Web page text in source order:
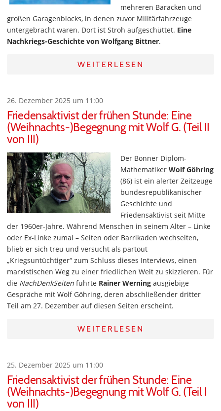
mehreren Baracken und
großen Garagenblocks, in denen zuvor Militärfahrzeuge
untergebracht waren. Dort ist Stroh aufgeschüttet. Eine
Nachkriegs-Geschichte von Wolfgang Bittner.
WEITERLESEN
26. Dezember 2025 um 11:00
Friedensaktivist der frühen Stunde: Eine
(Weihnachts-)Begegnung mit Wolf G. (Teil II
von III)
Der Bonner Diplom-
Mathematiker Wolf Göhring
(86) ist ein alerter Zeitzeuge
bundesrepublikanischer
Geschichte und
Friedensaktivist seit Mitte
der 1960er-Jahre. Während Menschen in seinem Alter – Linke
oder Ex-Linke zumal – Seiten oder Barrikaden wechselten,
blieb er sich treu und versucht als partout
„Kriegsuntüchtiger“ zum Schluss dieses Interviews, einen
marxistischen Weg zu einer friedlichen Welt zu skizzieren. Für
die NachDenkSeiten führte Rainer Werning ausgiebige
Gespräche mit Wolf Göhring, deren abschließender dritter
Teil am 27. Dezember auf diesen Seiten erscheint.
WEITERLESEN
25. Dezember 2025 um 11:00
Friedensaktivist der frühen Stunde: Eine
(Weihnachts-)Begegnung mit Wolf G. (Teil I
von III)